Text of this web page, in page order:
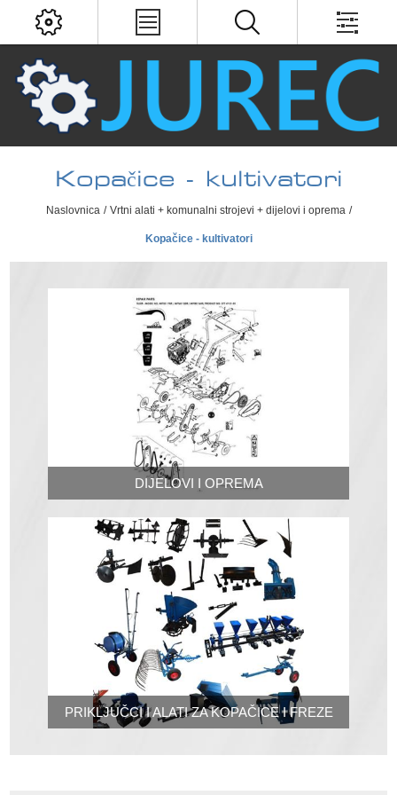
Kopačice - kultivatori
Naslovnica / Vrtni alati + komunalni strojevi + dijelovi i oprema /
Kopačice - kultivatori
DIJELOVI I OPREMA
PRIKLJUČCI I ALATI ZA KOPAČICE I FREZE